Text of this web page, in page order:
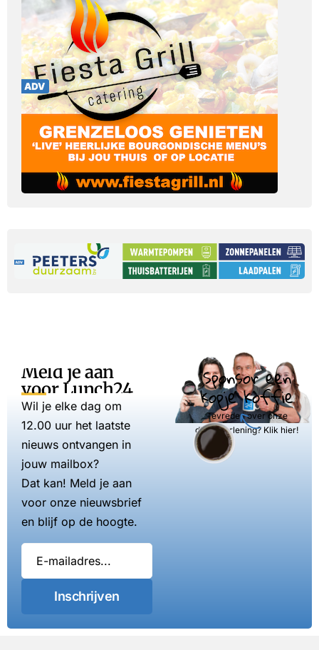
Meld je aan
voor Lunch24
Wil je elke dag om
12.00 uur het laatste
nieuws ontvangen in
jouw mailbox?
Dat kan! Meld je aan
voor onze nieuwsbrief
en blijf op de hoogte.
Inschrijven
Sponsor een
kopje koffie
Tevreden over onze
dienstverlening? Klik hier!